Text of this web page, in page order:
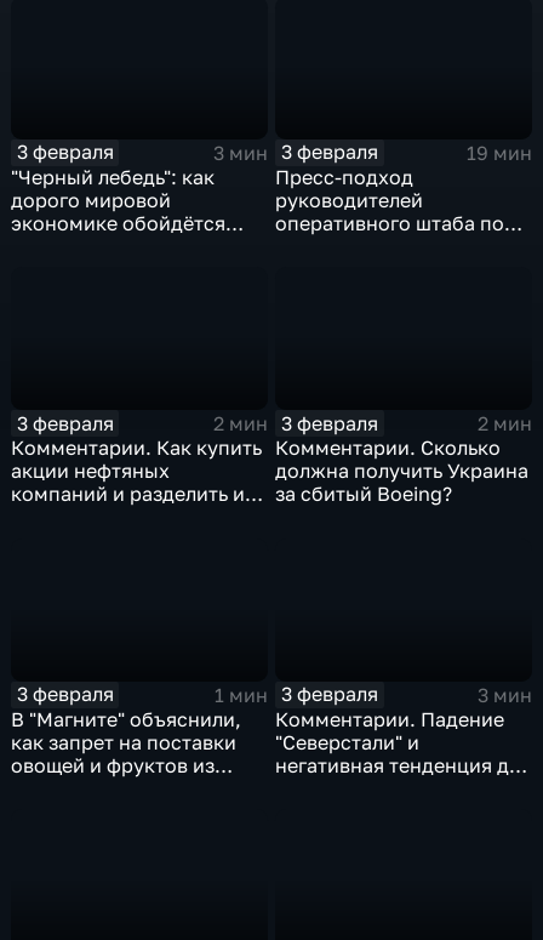
3 февраля
3 мин
"Черный лебедь": как
дорого мировой
экономике обойдётся
3 февраля
19 мин
Пресс-подход
руководителей
оперативного штаба по
3 февраля
2 мин
Комментарии. Как купить
акции нефтяных
компаний и разделить их
3 февраля
2 мин
Комментарии. Сколько
должна получить Украина
за сбитый Boeing?
3 февраля
1 мин
В "Магните" объяснили,
как запрет на поставки
овощей и фруктов из
3 февраля
3 мин
Комментарии. Падение
"Северстали" и
негативная тенденция для